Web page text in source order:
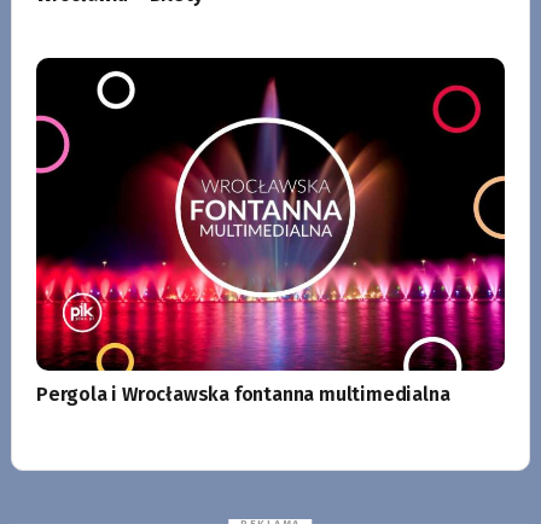
Pergola i Wrocławska fontanna multimedialna